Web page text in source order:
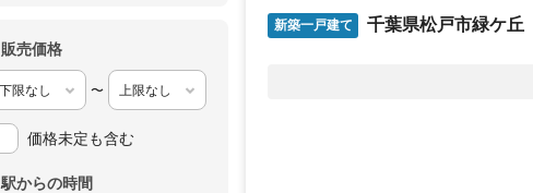
販売価格
〜
価格未定も含む
駅からの時間
新築一戸建て 千葉県松戸市緑ケ丘